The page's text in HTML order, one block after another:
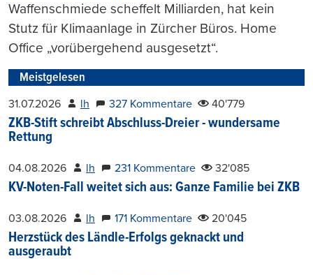
Waffenschmiede scheffelt Milliarden, hat kein
Stutz für Klimaanlage in Zürcher Büros. Home
Office „vorübergehend ausgesetzt“.
Meistgelesen
31.07.2026 lh 327 Kommentare 40'779
ZKB-Stift schreibt Abschluss-Dreier - wundersame
Rettung
04.08.2026 lh 231 Kommentare 32'085
KV-Noten-Fall weitet sich aus: Ganze Familie bei ZKB
03.08.2026 lh 171 Kommentare 20'045
Herzstück des Ländle-Erfolgs geknackt und
ausgeraubt